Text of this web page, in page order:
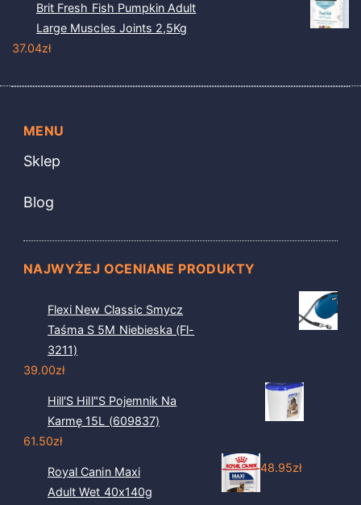
Brit Fresh Fish Pumpkin Adult
Large Muscles Joints 2,5Kg
37.04zł
MENU
Sklep
Blog
NAJWYŻEJ OCENIANE PRODUKTY
Flexi New Classic Smycz
Taśma S 5M Niebieska (Fl-
3211)
39.00zł
Hill'S Hill"S Pojemnik Na
Karmę 15L (609837)
61.50zł
Royal Canin Maxi
Adult Wet 40x140g
48.95zł